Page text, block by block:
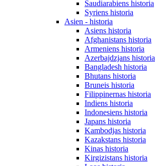
Saudiarabiens historia
Syriens historia
Asien - historia
Asiens historia
Afghanistans historia
Armeniens historia
Azerbajdzjans historia
Bangladesh historia
Bhutans historia
Bruneis historia
Filippinernas historia
Indiens historia
Indonesiens historia
Japans historia
Kambodjas historia
Kazakstans historia
Kinas historia
Kirgizistans historia